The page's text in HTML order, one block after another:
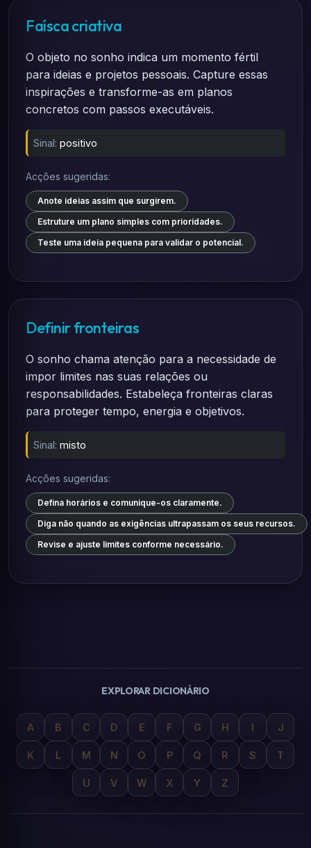
Faísca criativa
O objeto no sonho indica um momento fértil
para ideias e projetos pessoais. Capture essas
inspirações e transforme-as em planos
concretos com passos executáveis.
Sinal: positivo
Acções sugeridas:
Anote ideias assim que surgirem.
Estruture um plano simples com prioridades.
Teste uma ideia pequena para validar o potencial.
Definir fronteiras
O sonho chama atenção para a necessidade de
impor limites nas suas relações ou
responsabilidades. Estabeleça fronteiras claras
para proteger tempo, energia e objetivos.
Sinal: misto
Acções sugeridas:
Defina horários e comunique-os claramente.
Diga não quando as exigências ultrapassam os seus recursos.
Revise e ajuste limites conforme necessário.
EXPLORAR DICIONÁRIO
A B C D E F G H I J
K L M N O P Q R S T
U V W X Y Z